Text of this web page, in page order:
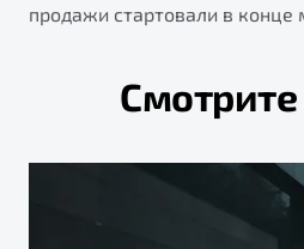
продажи стартовали в конце